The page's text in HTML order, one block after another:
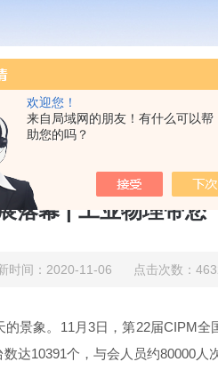
欢迎您！
来自局域网的朋友！有什么可以帮
助您的吗？
落幕 | 工业物理带您
时间：2020-11-06 点击次数：
景象。11月3日，第22届CIPM
达10391个，与会人员约80000人